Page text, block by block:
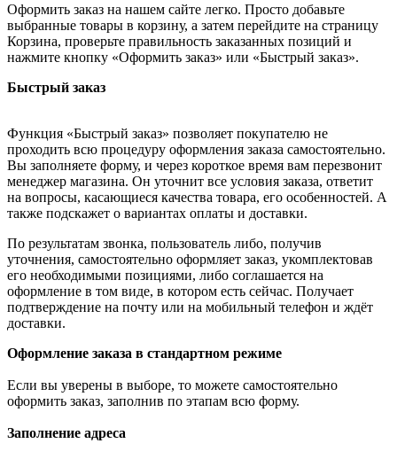
Оформить заказ на нашем сайте легко. Просто добавьте
выбранные товары в корзину, а затем перейдите на страницу
Корзина, проверьте правильность заказанных позиций и
нажмите кнопку «Оформить заказ» или «Быстрый заказ».
Быстрый заказ
Функция «Быстрый заказ» позволяет покупателю не
проходить всю процедуру оформления заказа самостоятельно.
Вы заполняете форму, и через короткое время вам перезвонит
менеджер магазина. Он уточнит все условия заказа, ответит
на вопросы, касающиеся качества товара, его особенностей. А
также подскажет о вариантах оплаты и доставки.
По результатам звонка, пользователь либо, получив
уточнения, самостоятельно оформляет заказ, укомплектовав
его необходимыми позициями, либо соглашается на
оформление в том виде, в котором есть сейчас. Получает
подтверждение на почту или на мобильный телефон и ждёт
доставки.
Оформление заказа в стандартном режиме
Если вы уверены в выборе, то можете самостоятельно
оформить заказ, заполнив по этапам всю форму.
Заполнение адреса